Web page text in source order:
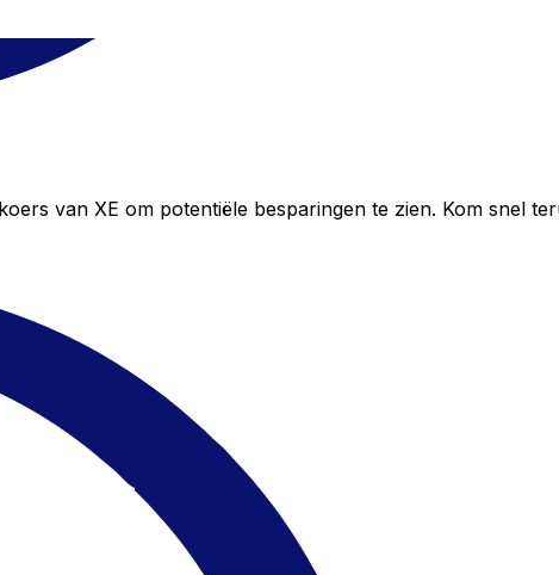
van XE om potentiële besparingen te zien. Kom snel